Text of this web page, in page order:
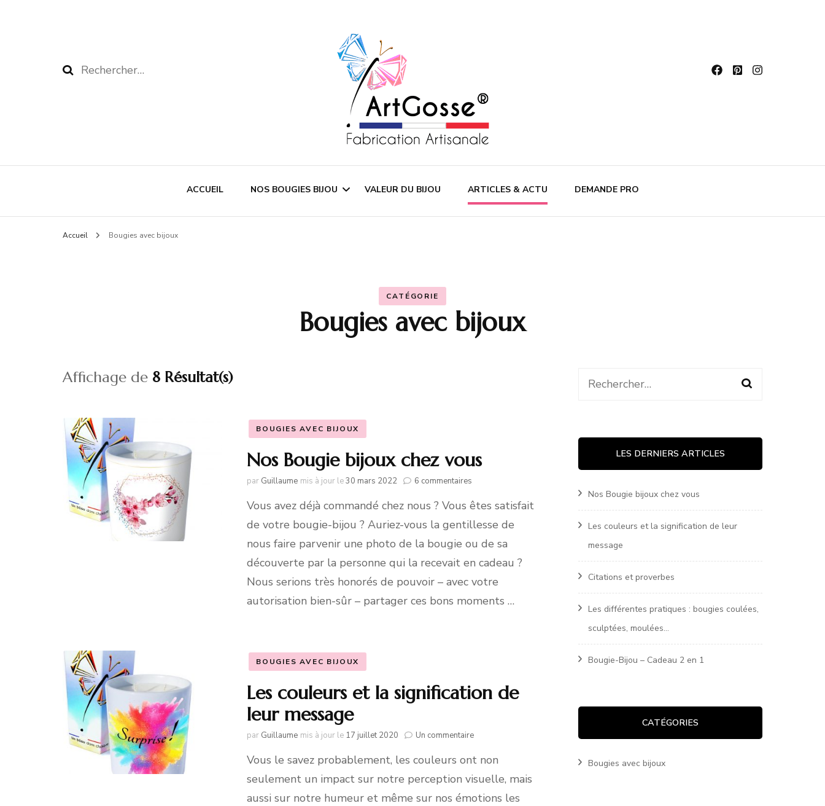
Rechercher :
ArtGosse
Un Bijou dans chaque bougie
ACCUEIL NOS BOUGIES BIJOU
BB Explosion de Couleurs
VALEUR DU BIJOU ARTICLES & ACTU DEMANDE PRO
Accueil Bougies avec bijoux
CATÉGORIE
Bougies avec bijoux
Affichage de 8 Résultat(s)
BOUGIES AVEC BIJOUX
Nos Bougie bijoux chez vous
par Guillaume mis à jour le30 mars 2022 6 commentaires
Bougie
chez
vous
Vous avez déjà commandé chez nous ? Vous êtes satisfait
de votre bougie-bijou ? Auriez-vous la gentillesse de
nous faire parvenir une photo de la bougie ou de sa
découverte par la personne qui la recevait en cadeau ?
Nous serions très honorés de pouvoir – avec votre
autorisation bien-sûr – partager ces bons moments …
BOUGIES AVEC BIJOUX
Les couleurs et la signification de
leur message
par Guillaume mis à jour le 17 juillet 2020 Un commentairesur
couleurs
la
signification
Vous le savez probablement, les couleurs ont non
seulement un impact sur notre perception visuelle, mais
aussi sur notre humeur et même sur nos émotions les
Rechercher :
LES DERNIERS ARTICLES
Nos Bougie bijoux chez vous
Les couleurs et la signification de leur
message
Citations et proverbes
Les différentes pratiques : bougies coulées,
sculptées, moulées…
Bougie-Bijou – Cadeau 2 en 1
CATÉGORIES
Bougies avec bijoux